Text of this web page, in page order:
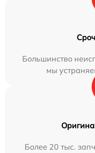
Большинство
мы
Более 20 тыс.